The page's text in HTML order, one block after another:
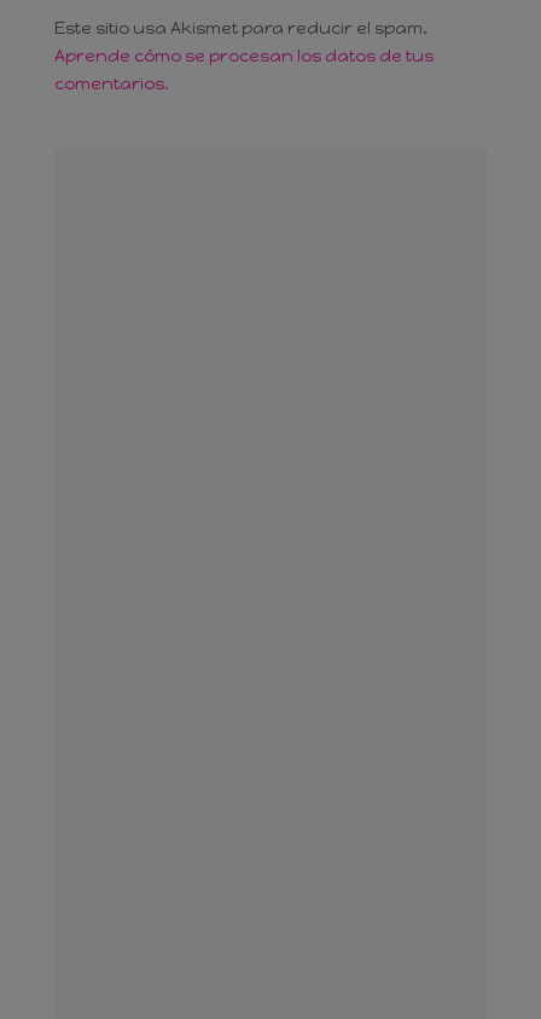
Este sitio usa Akismet para reducir el spam.
Aprende cómo se procesan los datos de tus
comentarios.